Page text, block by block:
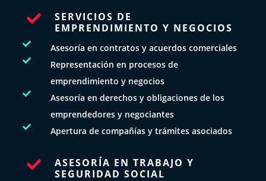

SERVICIOS DE
EMPRENDIMIENTO Y NEGOCIOS
 Asesoría en contratos y acuerdos comerciales

Representación en procesos de
emprendimiento y negocios

Asesoría en derechos y obligaciones de los
emprendedores y negociantes
 Apertura de compañías y trámites asociados

ASESORÍA EN TRABAJO Y
SEGURIDAD SOCIAL